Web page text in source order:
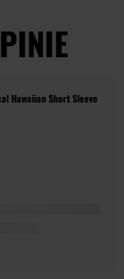
Hawaiian Short Sleeve